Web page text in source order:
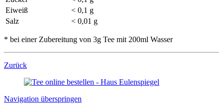
Eiweiß
< 0,1 g
Salz
< 0,01 g
* bei einer Zubereitung von 3g Tee mit 200ml Wasser
Zurück
Navigation überspringen